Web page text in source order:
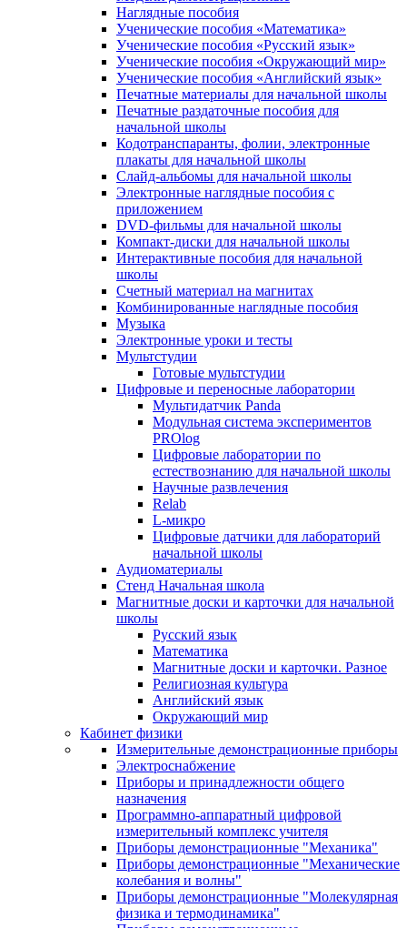
Наглядные пособия
Ученические пособия «Математика»
Ученические пособия «Русский язык»
Ученические пособия «Окружающий мир»
Ученические пособия «Английский язык»
Печатные материалы для начальной школы
Печатные раздаточные пособия для
начальной школы
Кодотранспаранты, фолии, электронные
плакаты для начальной школы
Слайд-альбомы для начальной школы
Электронные наглядные пособия с
приложением
DVD-фильмы для начальной школы
Компакт-диски для начальной школы
Интерактивные пособия для начальной
школы
Счетный материал на магнитах
Комбинированные наглядные пособия
Музыка
Электронные уроки и тесты
Мультстудии
Готовые мультстудии
Цифровые и переносные лаборатории
Мультидатчик Panda
Модульная система экспериментов
PROlog
Цифровые лаборатории по
естествознанию для начальной школы
Научные развлечения
Relab
L-микро
Цифровые датчики для лабораторий
начальной школы
Аудиоматериалы
Стенд Начальная школа
Магнитные доски и карточки для начальной
школы
Русский язык
Математика
Магнитные доски и карточки. Разное
Религиозная культура
Английский язык
Окружающий мир
Кабинет физики
Измерительные демонстрационные приборы
Электроснабжение
Приборы и принадлежности общего
назначения
Программно-аппаратный цифровой
измерительный комплекс учителя
Приборы демонстрационные "Механика"
Приборы демонстрационные "Механические
колебания и волны"
Приборы демонстрационные "Молекулярная
физика и термодинамика"